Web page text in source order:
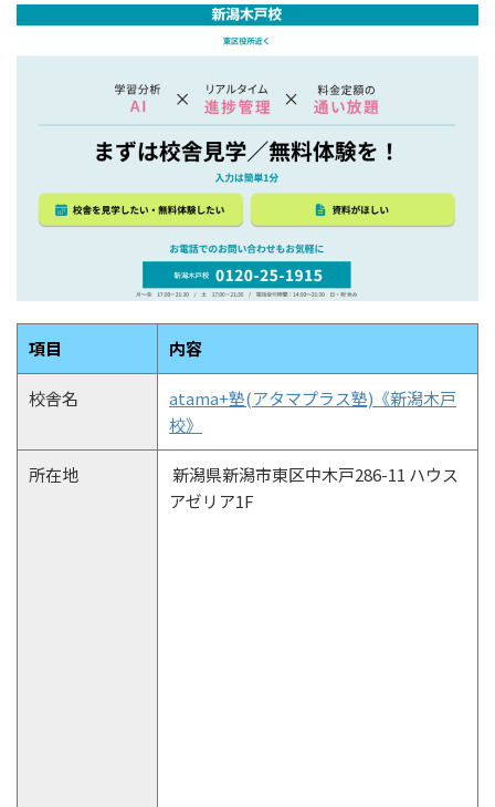
項目 内容
校舎名
atama+塾(アタマプラス塾)《新潟木戸
校》
所在地
新潟県新潟市東区中木戸286-11 ハウス
アゼリア1F